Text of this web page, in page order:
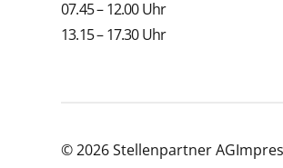
07.45 – 12.00 Uhr
13.15 – 17.30 Uhr
© 2026 Stellenpartner AG